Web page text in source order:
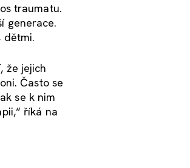
traumatu.
generace.
dětmi.
že jejich
Často se
se k nim
říká na